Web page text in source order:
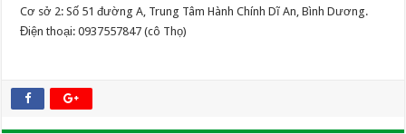
Cơ sở 2: Số 51 đường A, Trung Tâm Hành Chính Dĩ An, Bình Dương.
Điện thoại: 0937557847 (cô Thọ)